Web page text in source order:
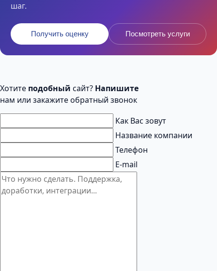
шаг.
Получить оценку Посмотреть услуги
Хотите подобный сайт? Напишите
нам или закажите обратный звонок
Как Вас зовут
Название компании
Телефон
E-mail